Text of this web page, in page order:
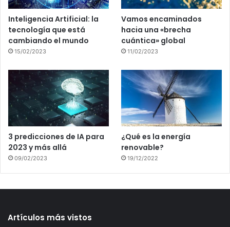
Inteligencia Artificial: la
tecnología que está
cambiando el mundo
15/02/2023
Vamos encaminados
hacia una «brecha
cuántica» global
11/02/2023
3 predicciones de IA para
2023 y más allá
09/02/2023
¿Qué es la energía
renovable?
19/12/2022
Artículos más vistos